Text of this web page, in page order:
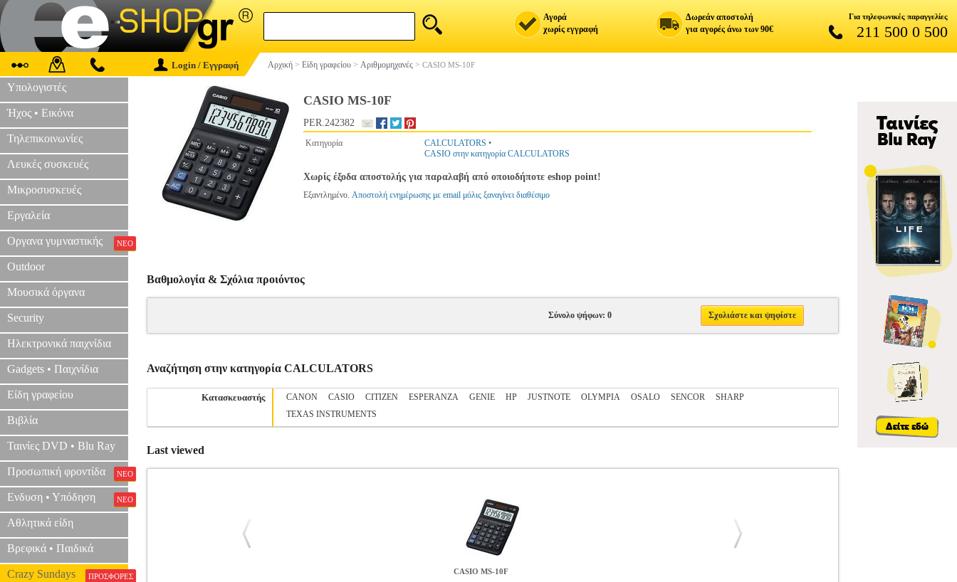
Αγορά
χωρίς εγγραφή
Δωρεάν αποστολή
για αγορές άνω των 90€
Για τηλεφωνικές παραγγελίες
211 500 0 500
Login / Εγγραφή Αρχική > Είδη γραφείου > Αριθμομηχανές > CASIO MS-10F
Υπολογιστές
Ήχος • Εικόνα
Τηλεπικοινωνίες
Λευκές συσκευές
Μικροσυσκευές
Εργαλεία
Οργανα γυμναστικής ΝΕΟ
Outdoor
Μουσικά όργανα
Security
Ηλεκτρονικά παιχνίδια
Gadgets • Παιχνίδια
Είδη γραφείου
Βιβλία
Ταινίες DVD • Blu Ray
Προσωπική φροντίδα ΝΕΟ
Ενδυση • Υπόδηση ΝΕΟ
Αθλητικά είδη
Βρεφικά • Παιδικά
Crazy Sundays ΠΡΟΣΦΟΡΕΣ
CASIO MS-10F
PER.242382
Κατηγορία CALCULATORS •
CASIO στην κατηγορία CALCULATORS
Χωρίς έξοδα αποστολής για παραλαβή από οποιοδήποτε eshop point!
Εξαντλημένο. Αποστολή ενημέρωσης με email μόλις ξαναγίνει διαθέσιμο
Βαθμολογία & Σχόλια προιόντος
Σύνολο ψήφων: 0 Σχολιάστε και ψηφίστε
Αναζήτηση στην κατηγορία CALCULATORS
Κατασκευαστής CANON CASIO CITIZEN ESPERANZA GENIE HP JUSTNOTE OLYMPIA OSALO SENCOR
SHARP
TEXAS INSTRUMENTS
Last viewed
CASIO MS-10F